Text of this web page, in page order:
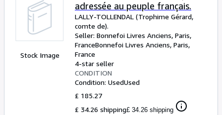
Stock Image
adressée au peuple français.
LALLY-TOLLENDAL (Trophime Gérard,
comte de).
Seller: Bonnefoi Livres Anciens, Paris,
FranceBonnefoi Livres Anciens, Paris,
France
4-star seller
CONDITION
Condition: UsedUsed
£ 185.27
£ 34.26 shipping£ 34.26 shipping